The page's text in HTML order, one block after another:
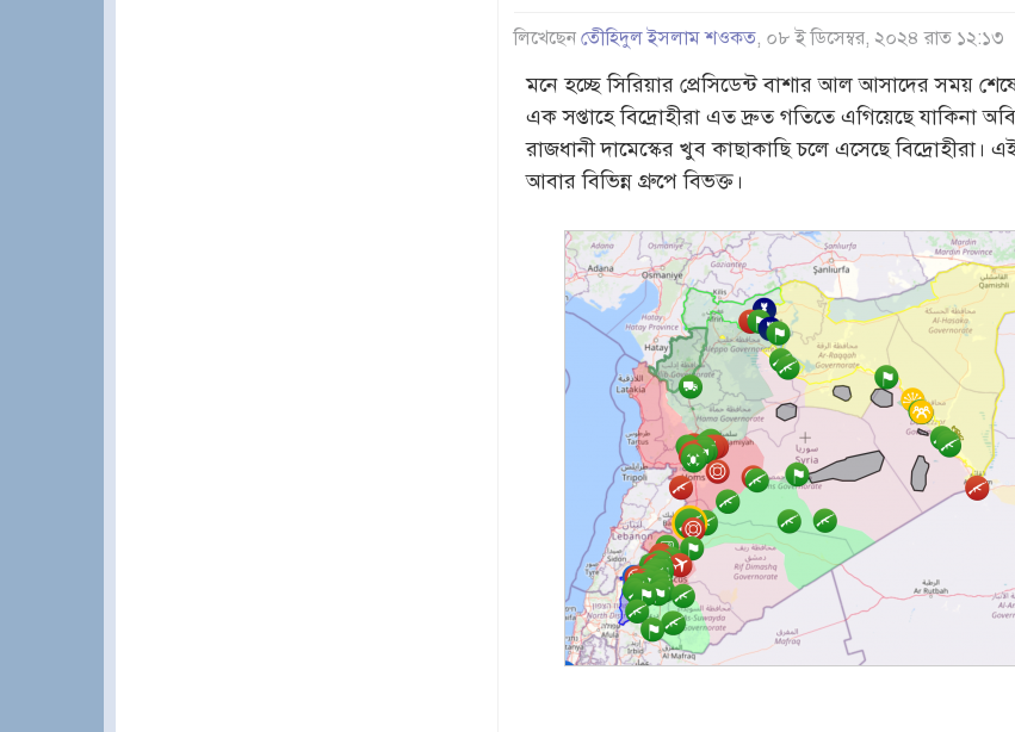
লিখেছেন তেীহিদুল ইসলাম শওকত, ০৮ ই ডিসেম্বর, ২০২৪ রাত ১২:১৩
মনে হচ্ছে সিরিয়ার প্রেসিডেন্ট বাশার আল আসাদের সময়
এক সপ্তাহে বিদ্রোহীরা এত দ্রুত গতিতে এগিয়েছে যাকিনা
রাজধানী দামেস্কের খুব কাছাকাছি চলে এসেছে বিদ্রোহীরা।
আবার বিভিন্ন গ্রুপে বিভক্ত।